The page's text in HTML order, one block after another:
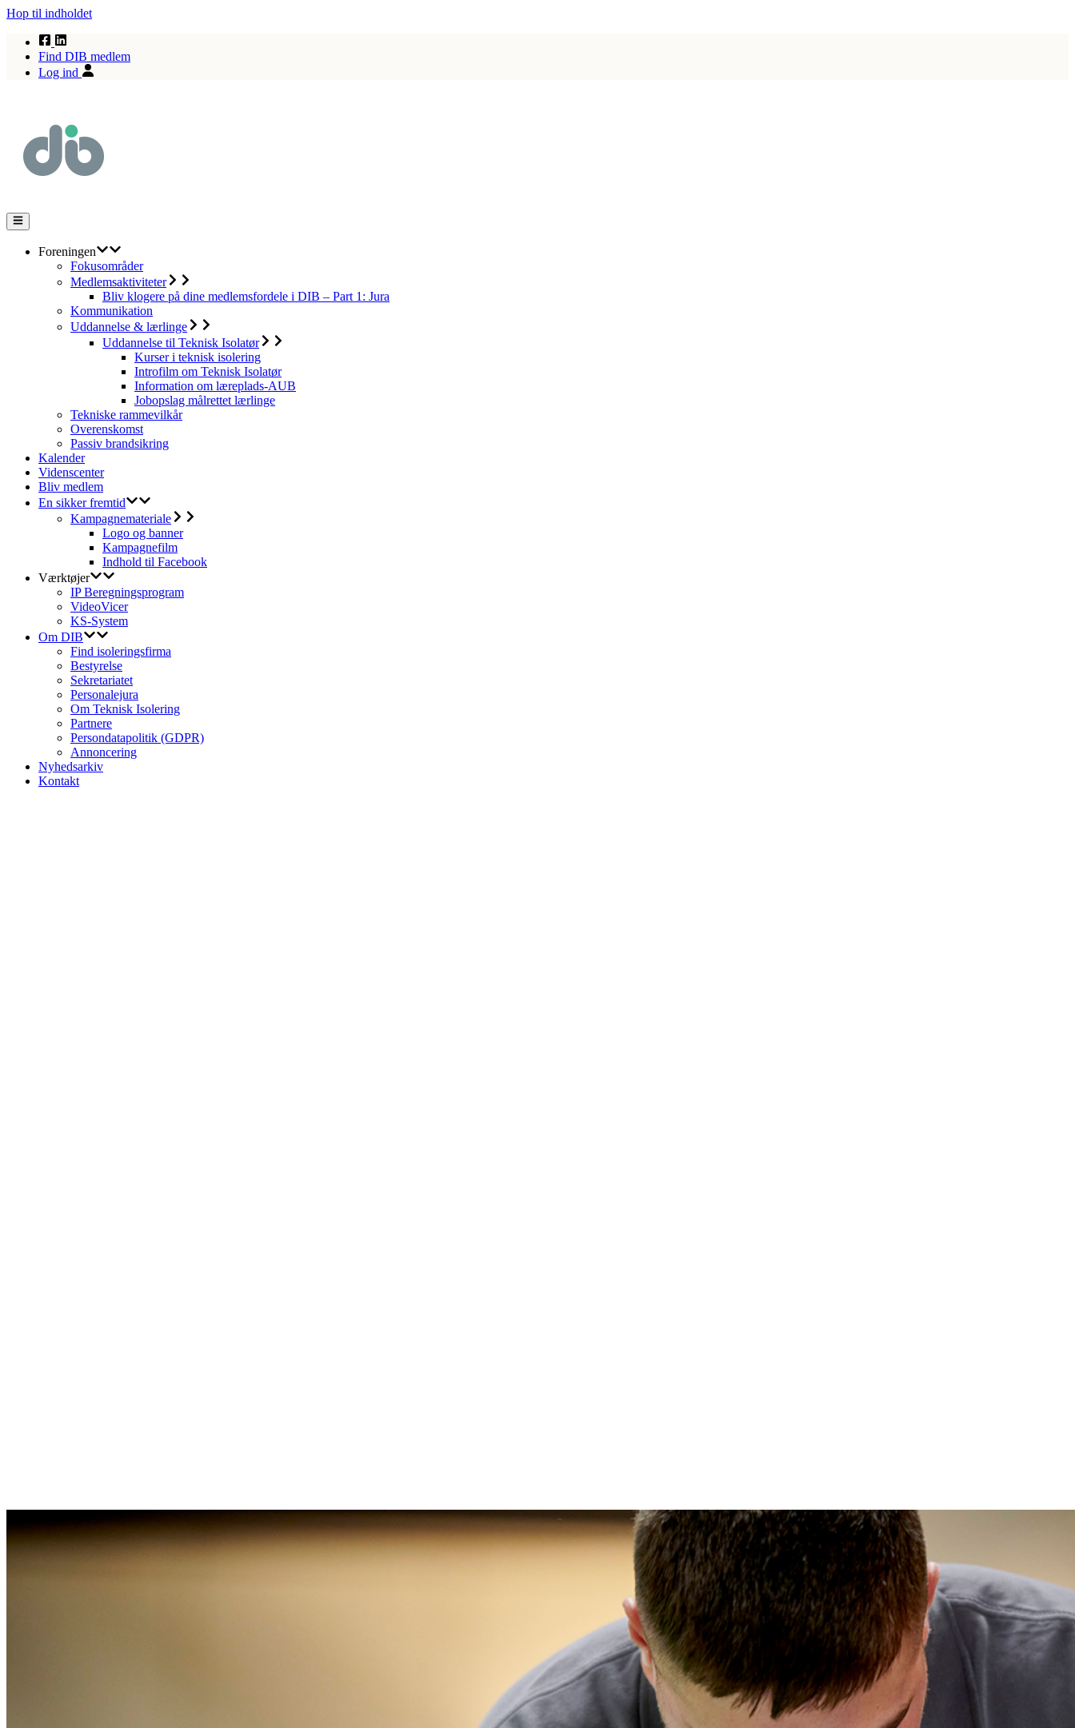
Hop til indholdet
Find DIB medlem
Log ind
Foreningen
Fokusområder
Medlemsaktiviteter
Bliv klogere på dine medlemsfordele i DIB – Part 1: Jura
Kommunikation
Uddannelse & lærlinge
Uddannelse til Teknisk Isolatør
Kurser i teknisk isolering
Introfilm om Teknisk Isolatør
Information om læreplads-AUB
Jobopslag målrettet lærlinge
Tekniske rammevilkår
Overenskomst
Passiv brandsikring
Kalender
Videnscenter
Bliv medlem
En sikker fremtid
Kampagnemateriale
Logo og banner
Kampagnefilm
Indhold til Facebook
Værktøjer
IP Beregningsprogram
VideoVicer
KS-System
Om DIB
Find isoleringsfirma
Bestyrelse
Sekretariatet
Personalejura
Om Teknisk Isolering
Partnere
Persondatapolitik (GDPR)
Annoncering
Nyhedsarkiv
Kontakt